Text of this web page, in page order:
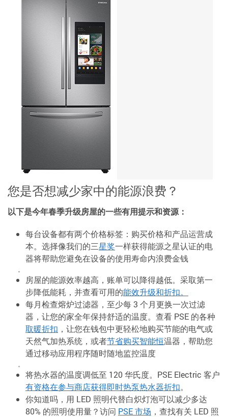
您是否想减少家中的能源浪费？
以下是今年春季升级房屋的一些有用提示和资源：
每台设备都有两个价格标签：购买价格和产品运营成
本。选择像我们的三星奖一样获得能源之星认证的电
器将帮助您避免在设备的使用寿命内浪费金钱
。
房屋的能源效率越高，账单可以降得越低。采取第一
步降低能耗，并查看可用的能效升级和折扣。
每月检查熔炉过滤器，至少每 3 个月更换一次过滤
器，让您的家全年保持舒适的温度。查看 PSE 的各种
取暖折扣 ，让您在钱包中更轻松地购买节能的电气或
天然气加热系统，或者节省购买智能恒温器，帮助您
通过移动应用程序随时随地监控温度
。
将热水器的温度调低至 120 华氏度。PSE Electric 客户
有资格在参与商店获得即时热泵热水器折扣。
你知道吗，用 LED 照明代替白炽灯泡可以减少多达
80% 的照明使用量？访问 PSE 市场 ，查找有关 LED 照